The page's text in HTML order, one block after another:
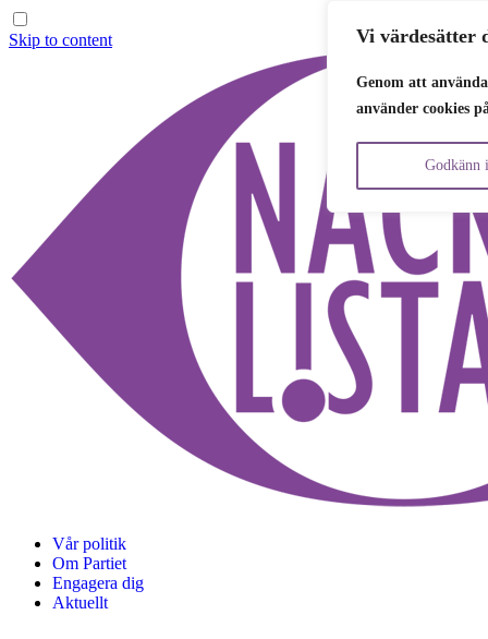
Vi värdesätter
Genom att
använder cookies
Godkänn
Skip to content
Vår politik
Om Partiet
Engagera dig
Aktuellt